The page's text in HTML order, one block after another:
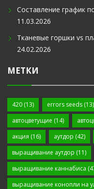
Составление график
11.03.2026
Тканевые горшки vs
24.02.2026
МЕТКИ
420 (13) errors seeds(13)
автоцветущие (14)
акция (16) аутдор (42)
выращивание аутдор (11)
выращивание каннабиса
выращивание конопли на